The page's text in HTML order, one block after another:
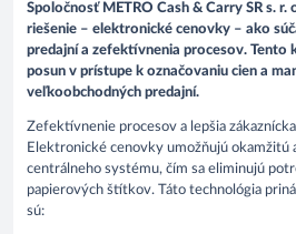
Spoločnosť METRO Cash & Carry SR s.
riešenie – elektronické cenovky – ako
predajní a zefektívnenia procesov. Tento
posun v prístupe k označovaniu cien a
veľkoobchodných predajní.
Zefektívnenie procesov a lepšia
Elektronické cenovky umožňujú okamžitú
centrálneho systému, čím sa eliminujú
papierových štítkov. Táto technológia
sú: